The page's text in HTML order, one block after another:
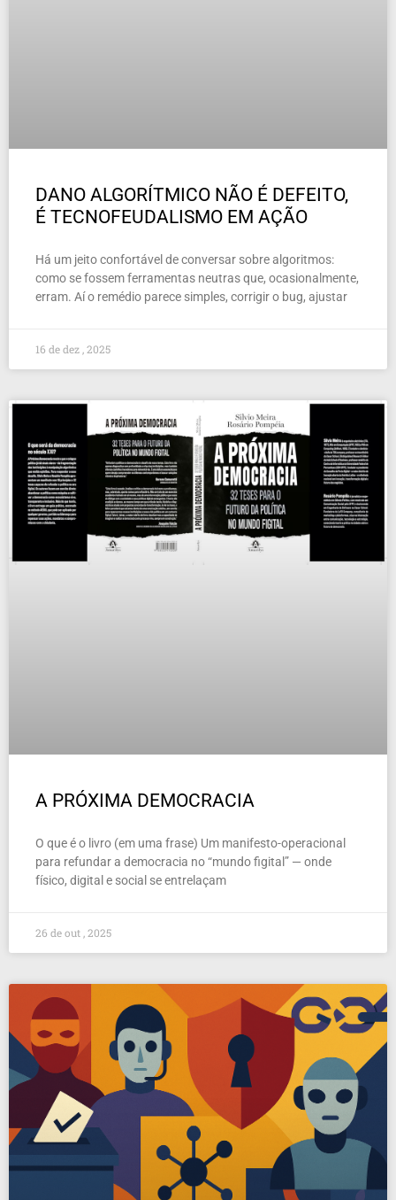
DANO ALGORÍTMICO NÃO É DEFEITO,
É TECNOFEUDALISMO EM AÇÃO
Há um jeito confortável de conversar sobre algoritmos:
como se fossem ferramentas neutras que, ocasionalmente,
erram. Aí o remédio parece simples, corrigir o bug, ajustar
16 de dez , 2025
A PRÓXIMA DEMOCRACIA
O que é o livro (em uma frase) Um manifesto-operacional
para refundar a democracia no “mundo figital” — onde
físico, digital e social se entrelaçam
26 de out , 2025